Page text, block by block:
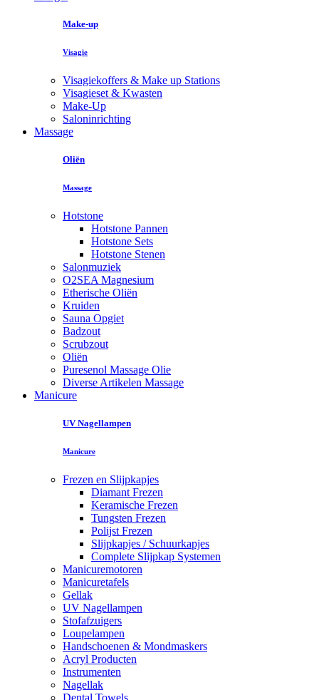
Make-up
Visagie
Visagiekoffers & Make up Stations
Visagieset & Kwasten
Make-Up
Saloninrichting
Massage
Oliën
Massage
Hotstone
Hotstone Pannen
Hotstone Sets
Hotstone Stenen
Salonmuziek
O2SEA Magnesium
Etherische Oliën
Kruiden
Sauna Opgiet
Badzout
Scrubzout
Oliën
Puresenol Massage Olie
Diverse Artikelen Massage
Manicure
UV Nagellampen
Manicure
Frezen en Slijpkapjes
Diamant Frezen
Keramische Frezen
Tungsten Frezen
Polijst Frezen
Slijpkapjes / Schuurkapjes
Complete Slijpkap Systemen
Manicuremotoren
Manicuretafels
Gellak
UV Nagellampen
Stofafzuigers
Loupelampen
Handschoenen & Mondmaskers
Acryl Producten
Instrumenten
Nagellak
Dental Towels